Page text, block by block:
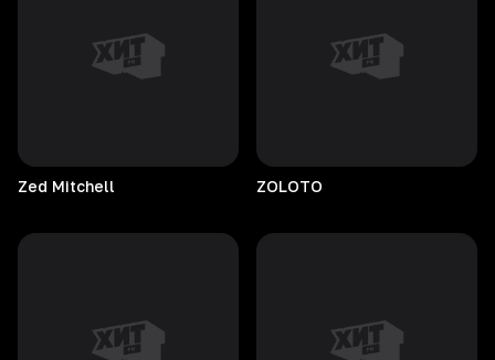
Zed Mitchell ZOLOTO